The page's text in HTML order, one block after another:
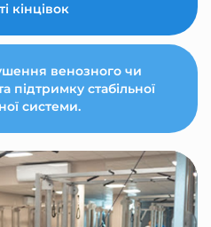
кінцівок
венозного чи
підтримку стабільної
системи.